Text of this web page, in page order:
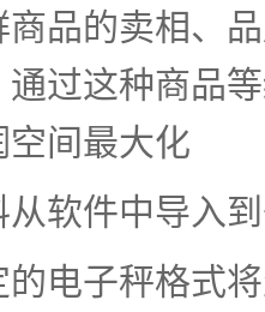
的卖相、品
过这种商品
间最大化
软件中导入到
子秤格式将